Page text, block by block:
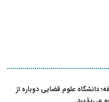
دانشگاه علوم قضایی دوباره از